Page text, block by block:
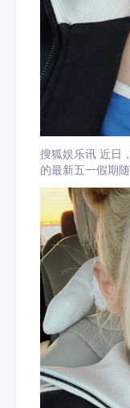
搜狐娱乐讯 近日
的最新五一假期随